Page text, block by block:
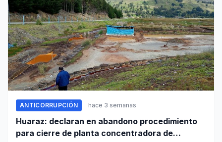
ANTICORRUPCIÓN hace 3 semanas
Huaraz: declaran en abandono procedimiento
para cierre de planta concentradora de